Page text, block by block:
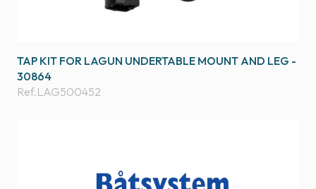
TAP KIT FOR LAGUN UNDERTABLE MOUNT AND LEG -
30864
Ref.LAG500452